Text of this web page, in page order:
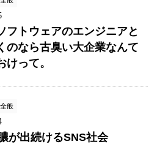
フトウェアのエンジニアと
のなら古臭い大企業なんて
けって。
般
が出続けるSNS社会